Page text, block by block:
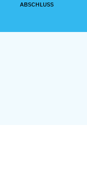
ABSCHLUSS